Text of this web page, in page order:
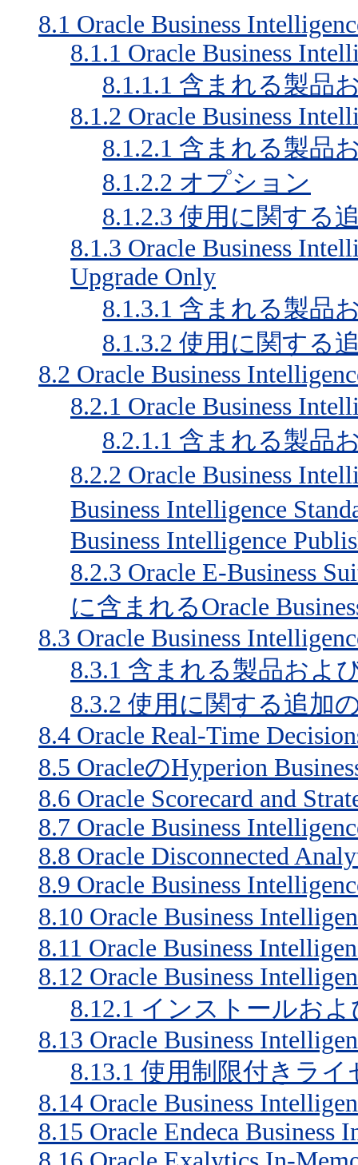
8.1 Oracle Business
8.1.1 Oracle Business
8.1.1.1 含まれる製品
8.1.2 Oracle Business
8.1.2.1 含まれる製品
8.1.2.2 オプション
8.1.2.3 使用に関する
8.1.3 Oracle Business
Upgrade Only
8.1.3.1 含まれる製品
8.1.3.2 使用に関する
8.2 Oracle Business
8.2.1 Oracle Business
8.2.1.1 含まれる製品
8.2.2 Oracle Business
Business Intelligence
Business Intelligence
8.2.3 Oracle E-Business
に含まれるOracle
8.3 Oracle Business
8.3.1 含まれる製品およ
8.3.2 使用に関する追加
8.4 Oracle Real-Time
8.5 OracleのHyperion
8.6 Oracle Scorecard and
8.7 Oracle Business
8.8 Oracle Disconnected
8.9 Oracle Business
8.10 Oracle Business
8.11 Oracle Business
8.12 Oracle Business
8.12.1 インストールお
8.13 Oracle Business
8.13.1 使用制限付きライ
8.14 Oracle Business
8.15 Oracle Endeca Business